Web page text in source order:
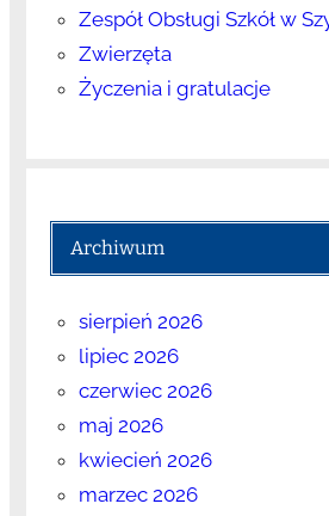
Zespół Obsługi Szkół w
Zwierzęta
Życzenia i gratulacje
Archiwum
sierpień 2026
lipiec 2026
czerwiec 2026
maj 2026
kwiecień 2026
marzec 2026